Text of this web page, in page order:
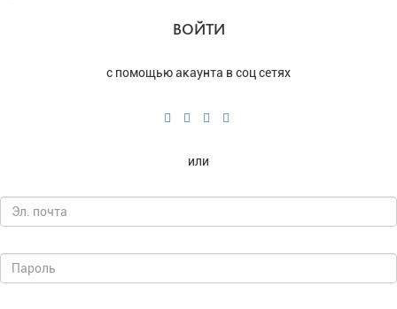
ВОЙТИ
с помощью акаунта в соц сетях
или